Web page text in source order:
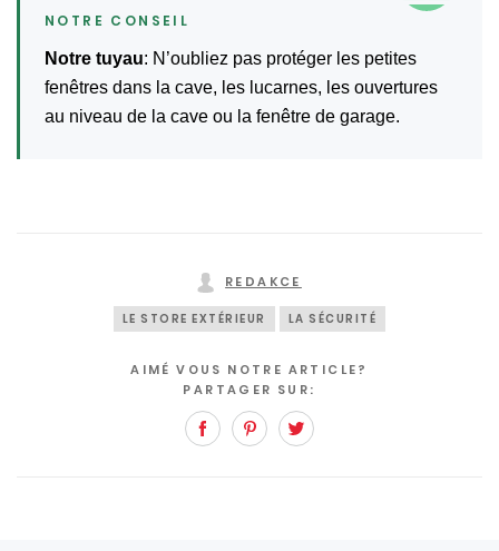
Notre tuyau: N’oubliez pas protéger les petites
fenêtres dans la cave, les lucarnes, les ouvertures
au niveau de la cave ou la fenêtre de garage.
REDAKCE
LE STORE EXTÉRIEUR LA SÉCURITÉ
AIMÉ VOUS NOTRE ARTICLE?
PARTAGER SUR:
FacebookPinterest